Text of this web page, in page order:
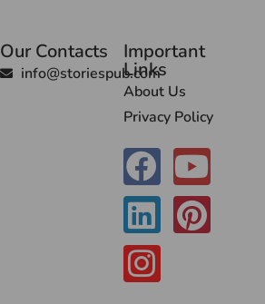
Our Contacts
info@storiespub.com
Important
Links
About Us
Privacy Policy